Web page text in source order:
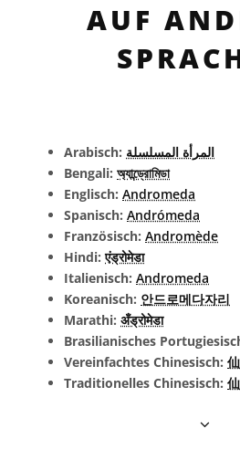
AUF
Arabisch: المرأة المسلسلة
Bengali: অ্যান্ড্রোমিডা
Englisch: Andromeda
Spanisch: Andrómeda
Französisch: Andromède
Hindi:एंड्रोमेडा
Italienisch: Andromeda
Koreanisch: 안드로메다자리
Marathi: अँड्रोमेडा
Brasilianisches
Vereinfachtes Chinesisch:
Traditionelles Chinesisch: